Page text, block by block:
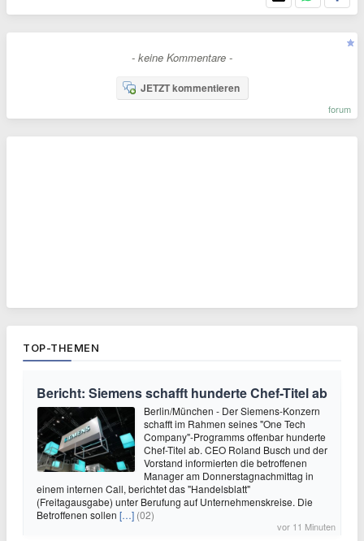
- keine Kommentare -
JETZT kommentieren
forum
TOP-THEMEN
Bericht: Siemens schafft hunderte Chef-Titel ab
Berlin/München - Der Siemens-Konzern
schafft im Rahmen seines "One Tech
Company"-Programms offenbar hunderte
Chef-Titel ab. CEO Roland Busch und der
Vorstand informierten die betroffenen
Manager am Donnerstagnachmittag in
einem internen Call, berichtet das "Handelsblatt"
(Freitagausgabe) unter Berufung auf Unternehmenskreise. Die
Betroffenen sollen […] (02)
vor 11 Minuten